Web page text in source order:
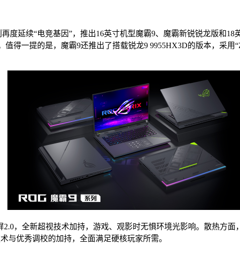
延续“电竞基因”，推出16英寸机型魔霸9、魔霸新锐锐龙版和18
得一提的是，魔霸9还推出了搭载锐龙9 9955HX3D的版本，采用
，全新超视技术加持，游戏、观影时无惧环境光影响。散热方面
与优秀调校的加持，全面满足硬核玩家所需。